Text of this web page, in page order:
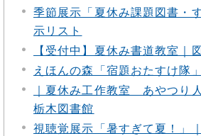
季節展示「夏休み課題図書・
示リスト
【受付中】夏休み書道教室｜
えほんの森「宿題おたすけ隊
｜夏休み工作教室 あやつり
栃木図書館
視聴覚展示「暑すぎて夏！」